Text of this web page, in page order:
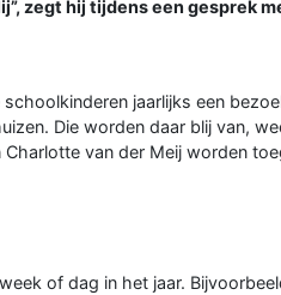
zegt hij tijdens een gesprek
jaarlijks een
Die worden daar blij van,
van der Meij worden
of dag in het jaar.